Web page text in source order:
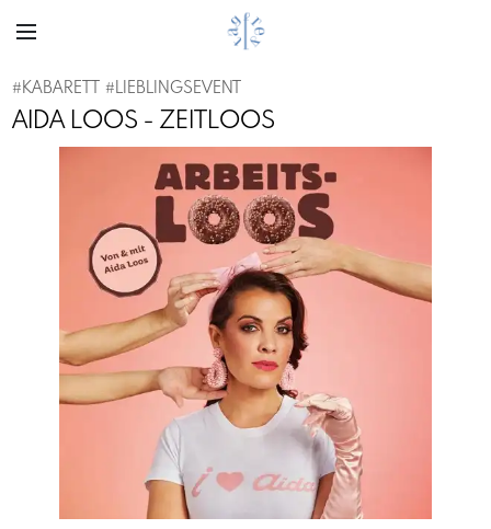
#KABARETT #LIEBLINGSEVENT
AIDA LOOS - ZEITLOOS
Previous